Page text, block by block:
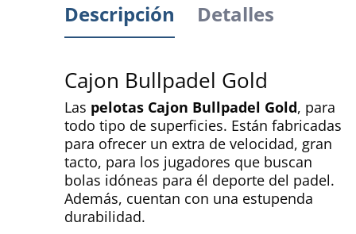
Descripción Detalles
Cajon Bullpadel Gold
Las pelotas Cajon Bullpadel Gold, para
todo tipo de superficies. Están fabricadas
para ofrecer un extra de velocidad, gran
tacto, para los jugadores que buscan
bolas idóneas para él deporte del padel.
Además, cuentan con una estupenda
durabilidad.